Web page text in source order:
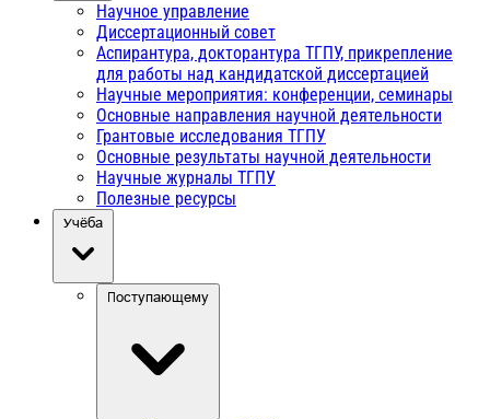
Научное управление
Диссертационный совет
Аспирантура, докторантура ТГПУ, прикрепление
для работы над кандидатской диссертацией
Научные мероприятия: конференции, семинары
Основные направления научной деятельности
Грантовые исследования ТГПУ
Основные результаты научной деятельности
Научные журналы ТГПУ
Полезные ресурсы
Учёба
Поступающему